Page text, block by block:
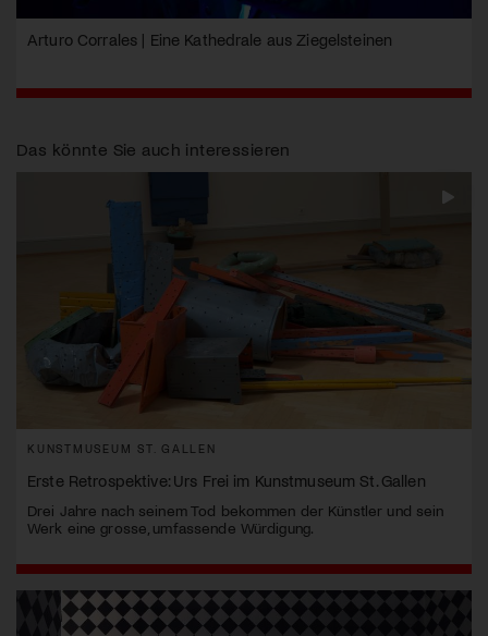
Arturo Corrales | Eine Kathedrale aus Ziegelsteinen
Das könnte Sie auch interessieren
KUNSTMUSEUM ST. GALLEN
Erste Retrospektive: Urs Frei im Kunstmuseum St. Gallen
Drei Jahre nach seinem Tod bekommen der Künstler und sein
Werk eine grosse, umfassende Würdigung.